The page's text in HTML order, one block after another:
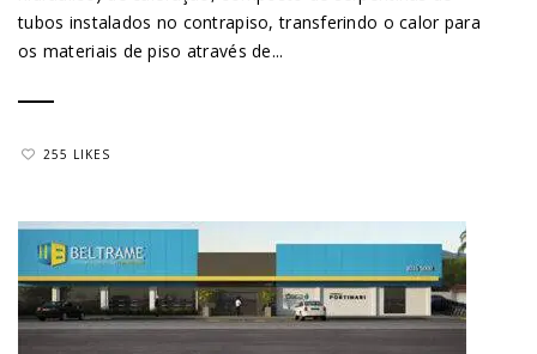
tubos instalados no contrapiso, transferindo o calor para
os materiais de piso através de...
255 LIKES